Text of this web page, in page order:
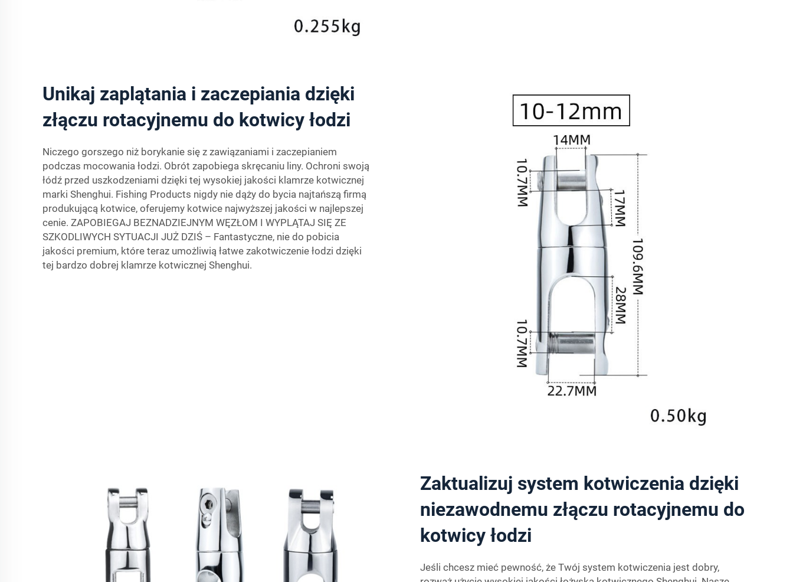
Unikaj zaplątania i zaczepiania dzięki
złączu rotacyjnemu do kotwicy łodzi
Niczego gorszego niż borykanie się z zawiązaniami i zaczepianiem
podczas mocowania łodzi. Obrót zapobiega skręcaniu liny. Ochroni swoją
łódź przed uszkodzeniami dzięki tej wysokiej jakości klamrze kotwicznej
marki Shenghui. Fishing Products nigdy nie dąży do bycia najtańszą firmą
produkującą kotwice, oferujemy kotwice najwyższej jakości w najlepszej
cenie. ZAPOBIEGAJ BEZNADZIEJNYM WĘZŁOM I WYPLĄTAJ SIĘ ZE
SZKODLIWYCH SYTUACJI JUŻ DZIŚ – Fantastyczne, nie do pobicia
jakości premium, które teraz umożliwią łatwe zakotwiczenie łodzi dzięki
tej bardzo dobrej klamrze kotwicznej Shenghui.
Zaktualizuj system kotwiczenia dzięki
niezawodnemu złączu rotacyjnemu do
kotwicy łodzi
Jeśli chcesz mieć pewność, że Twój system kotwiczenia jest dobry,